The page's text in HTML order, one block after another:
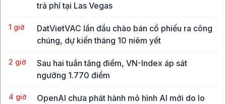
trả phí tại Las Vegas
1 giờ
DatVietVAC lần đầu chào bán cổ phiếu ra công
chúng, dự kiến tháng 10 niêm yết
2 giờ
Sau hai tuần tăng điểm, VN-Index áp sát
ngưỡng 1.770 điểm
4 giờ
OpenAI chưa phát hành mô hình AI mới do lo